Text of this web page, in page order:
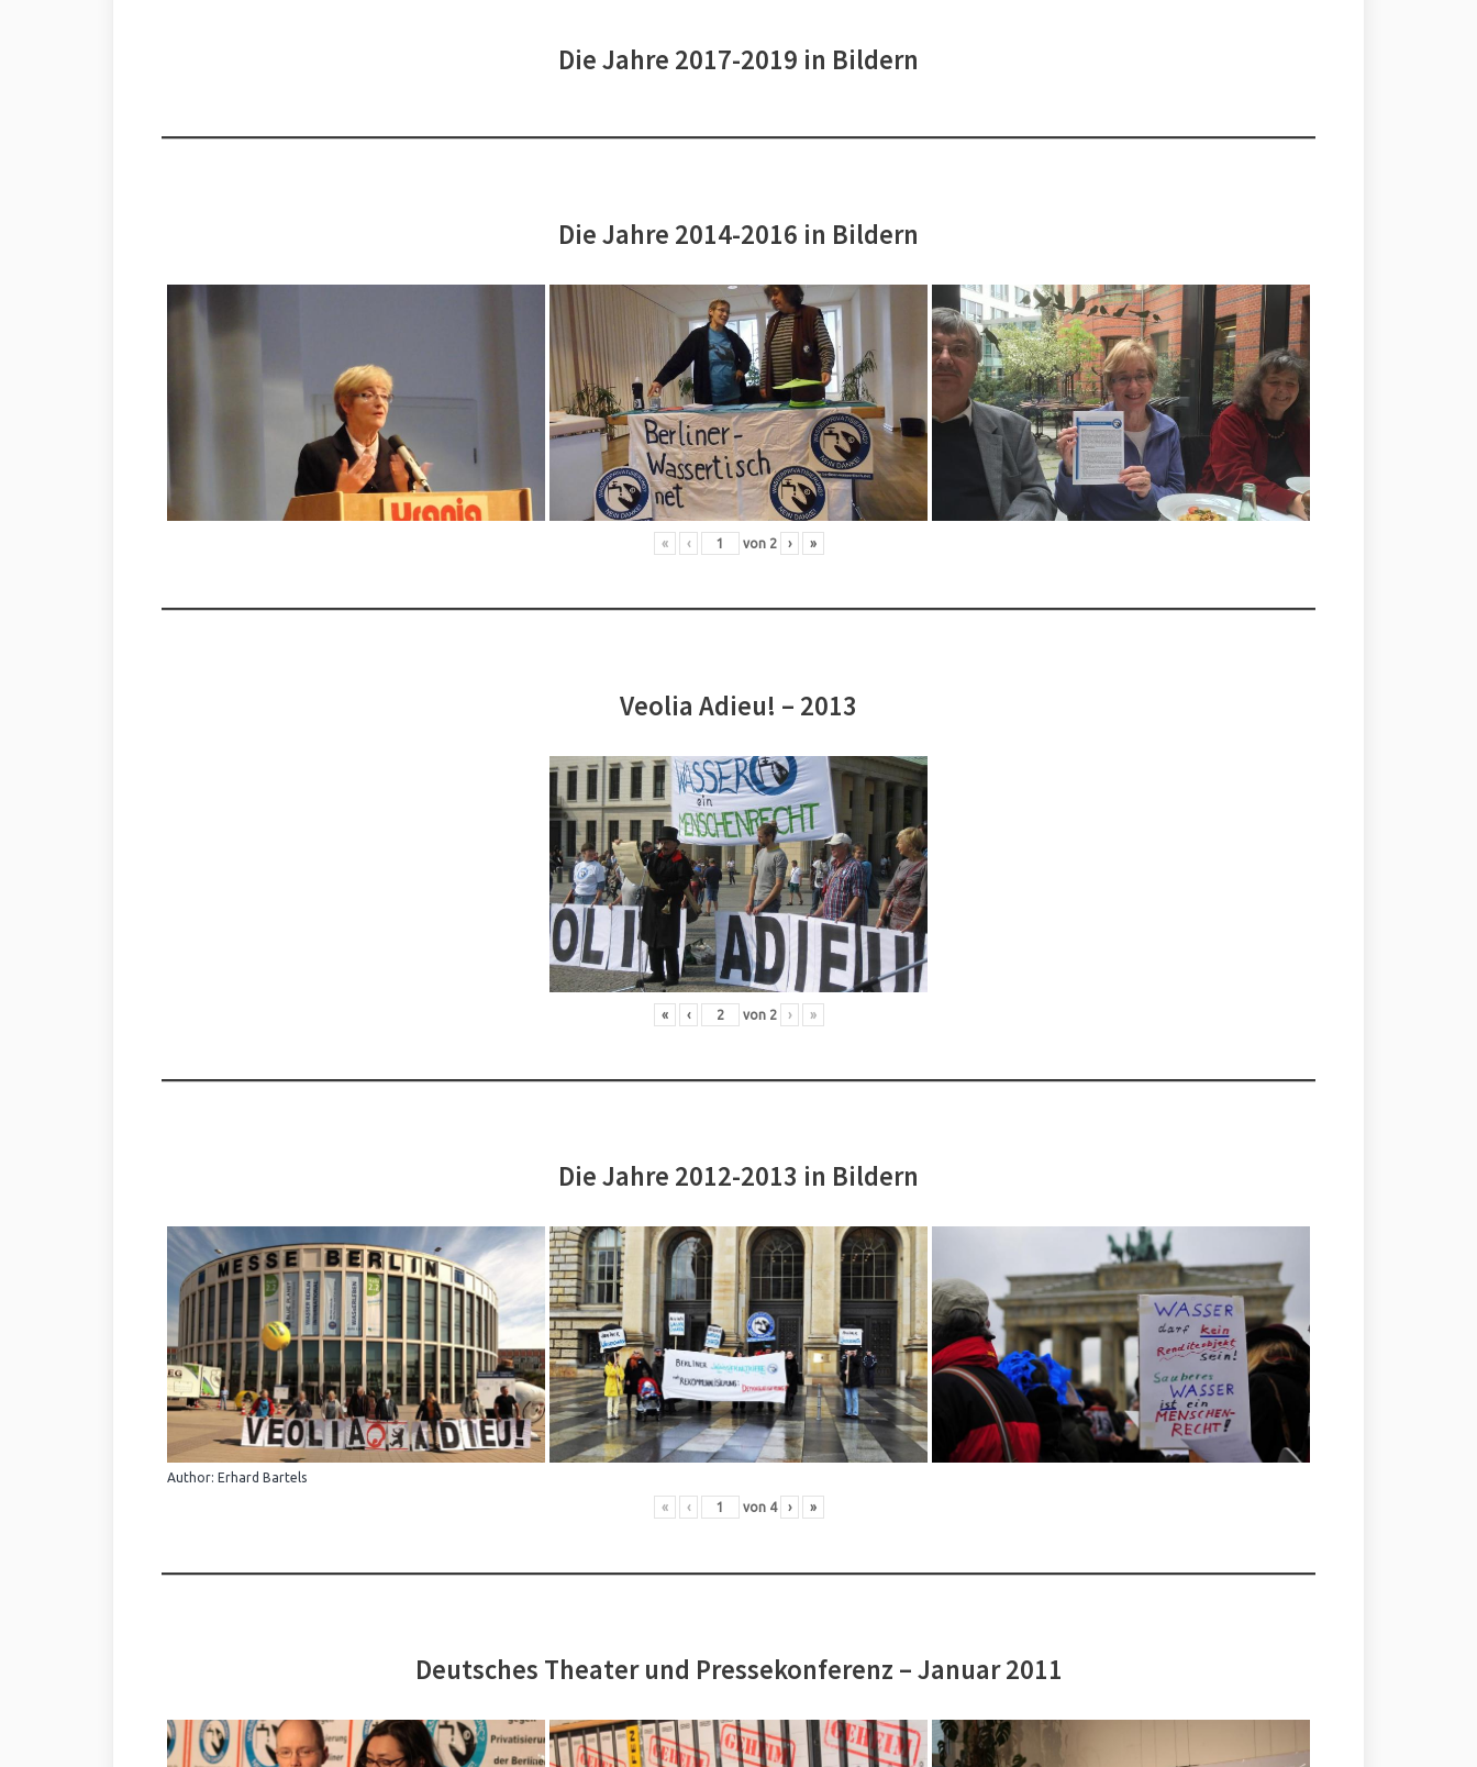
Die Jahre 2017-2019 in Bildern
Die Jahre 2014-2016 in Bildern
« ‹ von 2 › »
Veolia Adieu! – 2013
« ‹ von 2 › »
Die Jahre 2012-2013 in Bildern
Author: Erhard Bartels
« ‹ von 4 › »
Deutsches Theater und Pressekonferenz – Januar 2011